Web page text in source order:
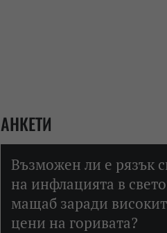
АНКЕТИ
Възможен ли е рязък
на инфлацията в
мащаб заради
цени на горивата?